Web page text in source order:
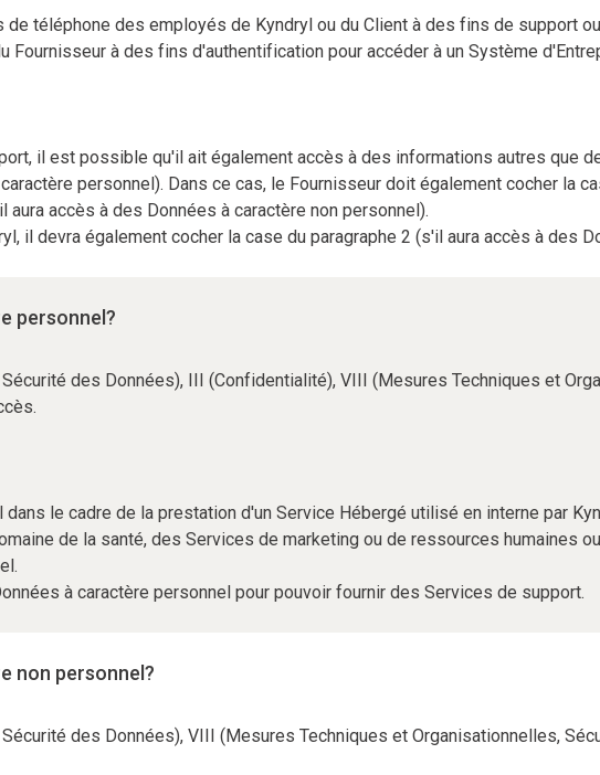
téléphone des employés de Kyndryl ou du Client à des fins de support
à des fins d'authentification pour accéder à un Système
il est possible qu'il ait également accès à des informations autres que
personnel). Dans ce cas, le Fournisseur doit également cocher la
accès à des Données à caractère non personnel).
il devra également cocher la case du paragraphe 2 (s'il aura accès à des
personnel?
des Données), III (Confidentialité), VIII (Mesures Techniques et
le cadre de la prestation d'un Service Hébergé utilisé en interne par
de la santé, des Services de marketing ou de ressources humaines
à caractère personnel pour pouvoir fournir des Services de support.
non personnel?
des Données), VIII (Mesures Techniques et Organisationnelles,